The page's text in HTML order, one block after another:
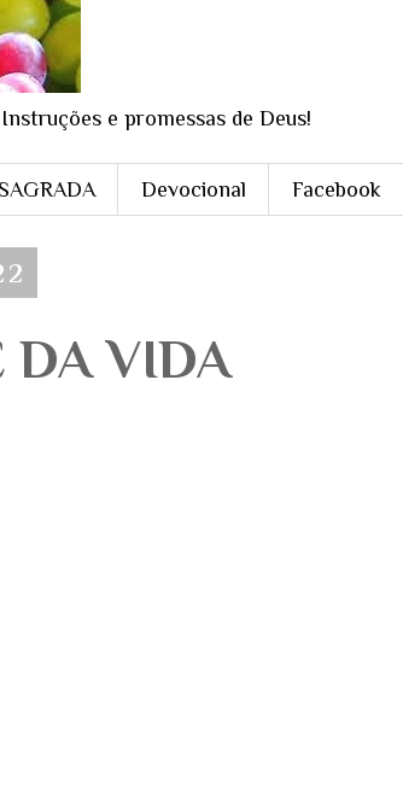
e promessas de Deus!
Devocional Facebook
DA VIDA